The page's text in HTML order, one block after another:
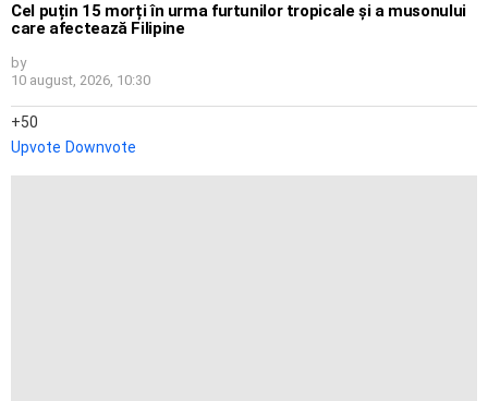
Cel puțin 15 morți în urma furtunilor tropicale și a musonului
care afectează Filipine
by
10 august, 2026, 10:30
50
Upvote Downvote